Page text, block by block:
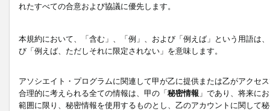
れたすべての合意および協議に優先します。
本規約において、「含む」、「例」、および「例えば」という用語は
び「例えば、ただしそれに限定されない」を意味します。
アソシエイト・プログラムに関連して甲が乙に提供または乙がアクセ
合理的に考えられる全ての情報は、甲の「秘密情報 」であり、将来に
範囲に限り、秘密情報を使用するものとし、乙のアカウントに関して